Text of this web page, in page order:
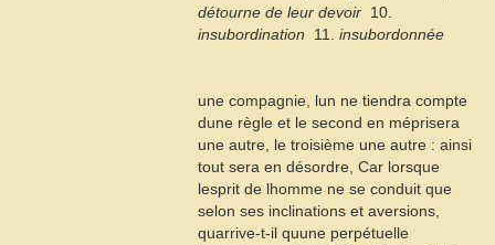
détourne de leur devoir  10.
insubordination  11. insubordonnée
une compagnie, lun ne tiendra compte
dune règle et le second en méprisera
une autre, le troisième une autre : ainsi
tout sera en désordre, Car lorsque
lesprit de lhomme ne se conduit que
selon ses inclinations et aversions,
quarrive-t-il quune perpétuelle